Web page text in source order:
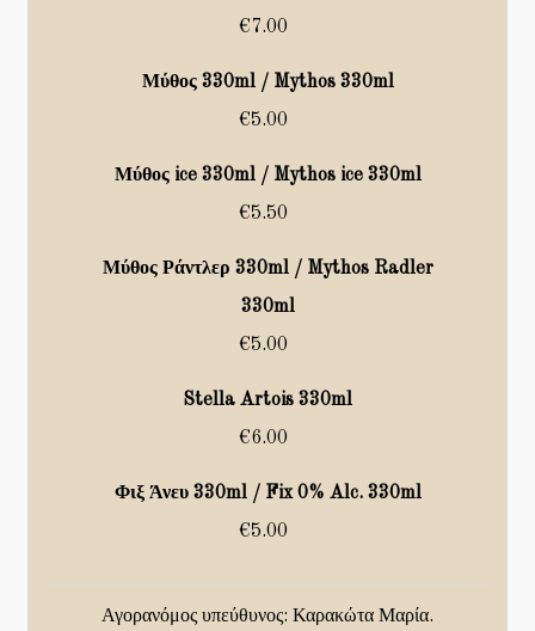
€7.00
Μύθος 330ml / Mythos 330ml
€5.00
Μύθος ice 330ml / Mythos ice 330ml
€5.50
Μύθος Ράντλερ 330ml / Mythos Radler
330ml
€5.00
Stella Artois 330ml
€6.00
Φιξ Άνευ 330ml / Fix 0% Alc. 330ml
€5.00
Αγορανόμος υπεύθυνος: Καρακώτα Μαρία.